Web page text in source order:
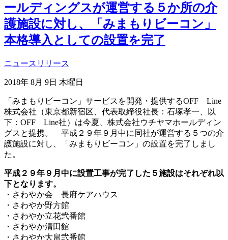
ールディングスが運営する５か所の介
護施設に対し、「みまもりビーコン」
本格導入としての設置を完了
ニュースリリース
2018年 8月 9日 木曜日
「みまもりビーコン」サービスを開発・提供するOFF Line
株式会社（東京都新宿区、代表取締役社長：石塚孝一、以
下：OFF Line社）は今夏、株式会社ウチヤマホールディン
グスと提携。 平成２９年９月中に同社が運営する５つの介
護施設に対し、「みまもりビーコン」の設置を完了しまし
た。
平成２９年９月中に設置工事が完了した５施設はそれぞれ以
下となります。
・さわやか会 長府ケアハウス
・さわやか野方館
・さわやか立花弐番館
・さわやか清田館
・さわやか大畠弐番館